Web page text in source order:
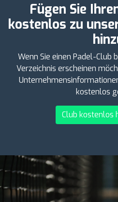
Fügen Sie
kostenlos zu
Wenn Sie einen Padel-Club
Verzeichnis erscheinen
kostenlos
Club kostenlos